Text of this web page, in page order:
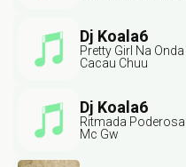
Dj Koala6
Pretty Girl Na
Cacau Chuu
Dj Koala6
Ritmada
Mc Gw